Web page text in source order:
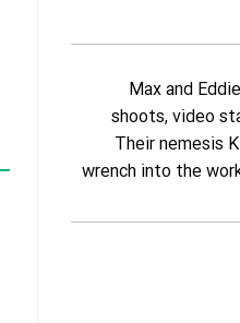
Max and
shoots, video
Their nemesis
wrench into the